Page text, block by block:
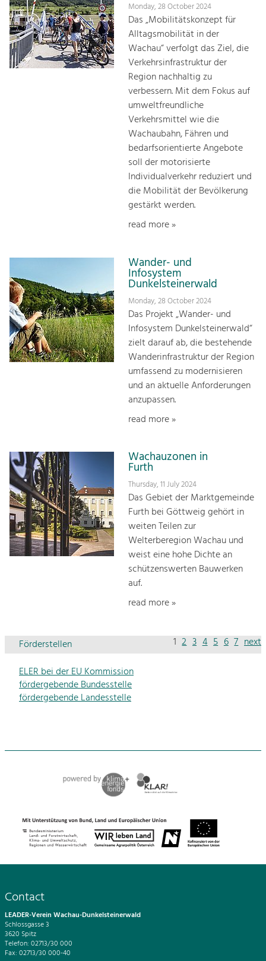
Monday, 28 October 2024
Das „Mobilitätskonzept für
Alltagsmobilität in der
Wachau“ verfolgt das Ziel, die
Verkehrsinfrastruktur der
Region nachhaltig zu
verbessern. Mit dem Fokus auf
umweltfreundliche
Verkehrsmittel wie die
Wachaubahn, Fähren und
bedarfsorientierte Angebote
soll der motorisierte
Individualverkehr reduziert und
die Mobilität der Bevölkerung
gestärkt werden.
read more »
Wander- und
Infosystem
Dunkelsteinerwald
Monday, 28 October 2024
Das Projekt „Wander- und
Infosystem Dunkelsteinerwald“
zielt darauf ab, die bestehende
Wanderinfrastruktur der Region
umfassend zu modernisieren
und an aktuelle Anforderungen
anzupassen.
read more »
Wachauzonen in
Furth
Thursday, 11 July 2024
Das Gebiet der Marktgemeinde
Furth bei Göttweig gehört in
weiten Teilen zur
Welterberegion Wachau und
weist eine hohe Dichte an
schützenswerten Bauwerken
auf.
read more »
1 2 3 4 5 6 7 next
Förderstellen
ELER bei der EU Kommission
fördergebende Bundesstelle
fördergebende Landesstelle
Contact
LEADER-Verein Wachau-Dunkelsteinerwald
Schlossgasse 3
3620 Spitz
Telefon: 02713/30 000
Fax: 02713/30 000-40